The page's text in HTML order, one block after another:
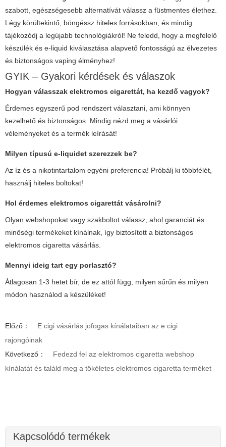
szabott, egészségesebb alternatívát válassz a füstmentes élethez.
Légy körültekintő, böngéssz hiteles forrásokban, és mindig
tájékozódj a legújabb technológiákról! Ne feledd, hogy a megfelelő
készülék és e-liquid kiválasztása alapvető fontosságú az élvezetes
és biztonságos vaping élményhez!
GYIK – Gyakori kérdések és válaszok
Hogyan válasszak elektromos cigarettát, ha kezdő vagyok?
Érdemes egyszerű pod rendszert választani, ami könnyen
kezelhető és biztonságos. Mindig nézd meg a vásárlói
véleményeket és a termék leírását!
Milyen típusú e-liquidet szerezzek be?
Az íz és a nikotintartalom egyéni preferencia! Próbálj ki többfélét,
használj hiteles boltokat!
Hol érdemes elektromos cigarettát vásárolni?
Olyan webshopokat vagy szakboltot válassz, ahol garanciát és
minőségi termékeket kínálnak, így biztosított a biztonságos
elektromos cigaretta vásárlás.
Mennyi ideig tart egy porlasztó?
Átlagosan 1-3 hetet bír, de ez attól függ, milyen sűrűn és milyen
módon használod a készüléket!
Előző：
E cigi vásárlás jofogas kínálataiban az e cigi
rajongóinak
Következő：
Fedezd fel az elektromos cigaretta webshop
kínálatát és találd meg a tökéletes elektromos cigaretta terméket
Kapcsolódó termékek